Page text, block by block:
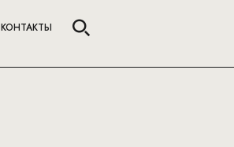
КОНТАКТЫ